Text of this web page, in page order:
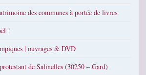
des communes à portée de livres
!
| ouvrages & DVD
de Salinelles (30250 – Gard)